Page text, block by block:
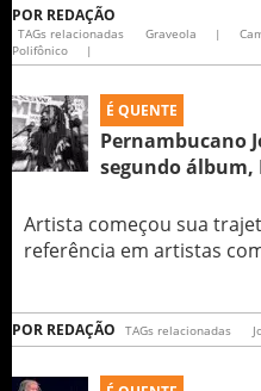
POR REDAÇÃO
TAGs relacionadas Graveola |
Polifônico
|
É QUENTE
Pernambucano
segundo álbum,
Artista começou sua
referência em artistas
POR REDAÇÃO TAGs relacionadas